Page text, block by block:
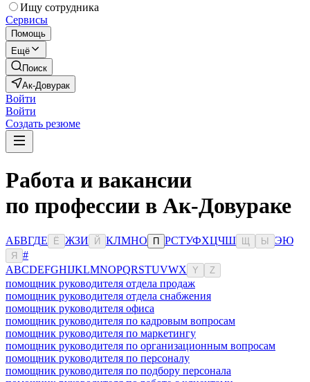
Ищу сотрудника
Сервисы
Помощь
Ещё
Поиск
Ак-Довурак
Войти
Войти
Создать резюме
Работа и вакансии
по профессии в Ак-Довураке
АБВГДЕ Ё ЖЗИ Й КЛМНО П РСТУФХЦЧШ Ы ЭЮ
Я
#
ABCDEFGHIJKLMNOPQRSTUVWX Y Z
помощник руководителя отдела продаж
помощник руководителя отдела снабжения
помощник руководителя офиса
помощник руководителя по кадровым вопросам
помощник руководителя по маркетингу
помощник руководителя по организационным вопросам
помощник руководителя по персоналу
помощник руководителя по подбору персонала